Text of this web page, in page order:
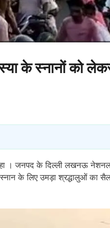
के स्नानों को
। जनपद के दिल्ली लखनऊ नेशनल
के लिए उमड़ा श्रद्धालुओं का